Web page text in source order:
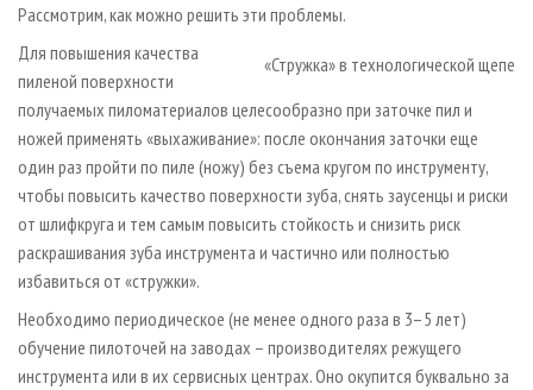
Рассмотрим, как можно решить эти проблемы.
«Стружка» в технологической щепе
Для повышения качества
пиленой поверхности
получаемых пиломатериалов целесообразно при заточке пил и
ножей применять «выхаживание»: после окончания заточки еще
один раз пройти по пиле (ножу) без съема кругом по инструменту,
чтобы повысить качество поверхности зуба, снять заусенцы и риски
от шлифкруга и тем самым повысить стойкость и снизить риск
раскрашивания зуба инструмента и частично или полностью
избавиться от «стружки».
Необходимо периодическое (не менее одного раза в 3–5 лет)
обучение пилоточей на заводах – производителях режущего
инструмента или в их сервисных центрах. Оно окупится буквально за